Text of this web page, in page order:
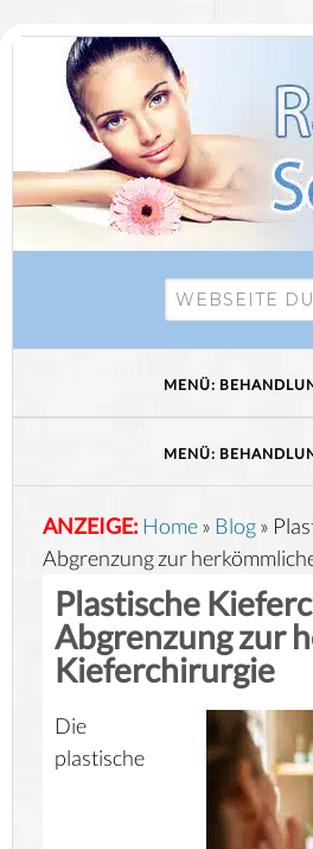
ANZEIGE: Home» Blog»
Abgrenzung zur
Plastische
Abgrenzung zur
Kieferchirurgie
Die
plastische